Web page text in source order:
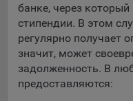
банке, через
стипендии. В этом
регулярно получает
значит, может
задолженность. В
предоставляются: